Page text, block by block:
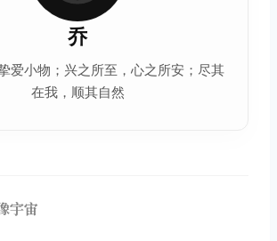
乔
爱小物；兴之所至，心之所安；尽其
在我，顺其自然
宇宙